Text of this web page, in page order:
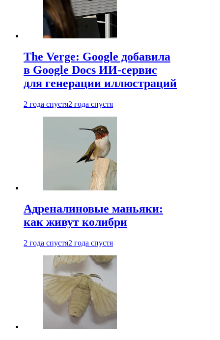
The Verge: Google добавила
в Google Docs ИИ-сервис
для генерации иллюстраций
2 года спустя2 года спустя
Адреналиновые маньяки:
как живут колибри
2 года спустя2 года спустя